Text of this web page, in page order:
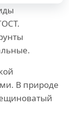
В природе